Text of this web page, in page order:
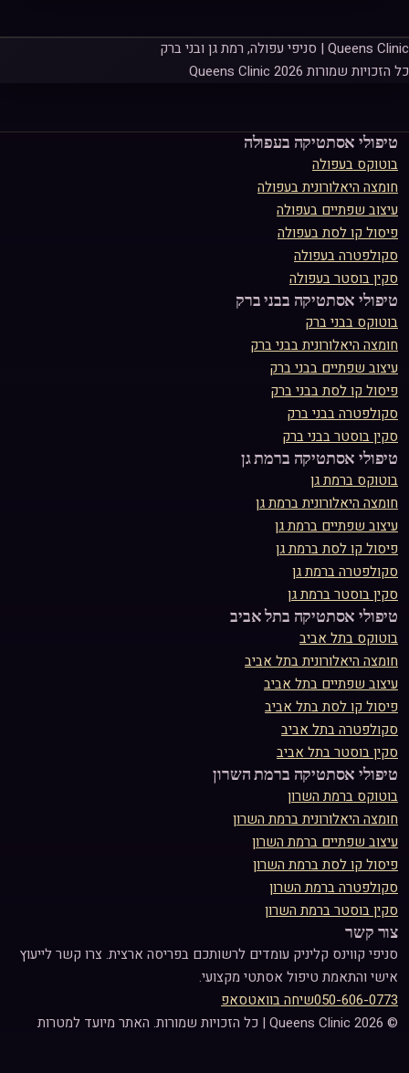
Queens Clinic | סניפי עפולה, רמת גן ובני ברק
כל הזכויות שמורות Queens Clinic 2026
טיפולי אסתטיקה בעפולה
בוטוקס בעפולה
חומצה היאלורוניתבעפולה
עיצוב שפתיים בעפולה
פיסול קו לסתבעפולה
סקולפטרהבעפולה
סקין בוסטרבעפולה
טיפולי אסתטיקה בבני ברק
בוטוקס בבני ברק
חומצה היאלורוניתבבני ברק
עיצוב שפתיים בבני ברק
פיסול קו לסתבבני ברק
סקולפטרהבבני ברק
סקין בוסטרבבני ברק
טיפולי אסתטיקה ברמת גן
בוטוקס ברמת גן
חומצה היאלורוניתברמת גן
עיצוב שפתיים ברמת גן
פיסול קו לסתברמת גן
סקולפטרהברמת גן
סקין בוסטרברמת גן
טיפולי אסתטיקה בתל אביב
בוטוקס בתל אביב
חומצה היאלורוניתבתל אביב
עיצוב שפתיים בתל אביב
פיסול קו לסתבתל אביב
סקולפטרהבתל אביב
סקין בוסטרבתל אביב
טיפולי אסתטיקה ברמת השרון
בוטוקס ברמת השרון
חומצה היאלורוניתברמת השרון
עיצוב שפתיים ברמת השרון
פיסול קו לסתברמת השרון
סקולפטרהברמת השרון
סקין בוסטרברמת השרון
צור קשר
סניפי קווינס קליניק עומדים לרשותכם בפריסה ארצית. צרו קשר לייעוץ
אישי והתאמת טיפול אסתטי מקצועי.
050-606-0773שיחה בוואטסאפ
©
2026
Queens Clinic | כל הזכויות שמורות. האתר מיועד למטרות